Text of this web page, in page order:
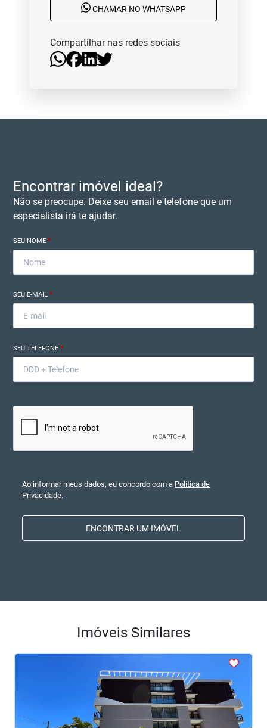
CHAMAR NO WHATSAPP
Compartilhar nas redes sociais
Encontrar imóvel ideal?
Não se preocupe. Deixe seu email e telefone que um
especialista irá te ajudar.
SEU NOME*
SEU E-MAIL*
SEU TELEFONE*
Ao informar meus dados, eu concordo com a Política de
Privacidade.
ENCONTRAR UM IMÓVEL
Imóveis Similares